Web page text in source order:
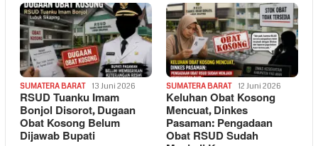
SUMATERA BARAT 13 Juni 2026
RSUD Tuanku Imam
Bonjol Disorot, Dugaan
Obat Kosong Belum
Dijawab Bupati
SUMATERA BARAT 12 Juni 2026
Keluhan Obat Kosong
Mencuat, Dinkes
Pasaman: Pengadaan
Obat RSUD Sudah